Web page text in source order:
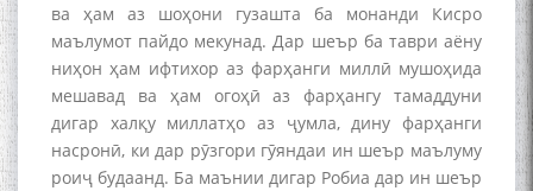
ва ҳам аз шоҳони гузашта ба монанди Кисро
маълумот пайдо мекунад. Дар шеър ба таври аёну
ниҳон ҳам ифтихор аз фарҳанги миллӣ мушоҳида
мешавад ва ҳам огоҳӣ аз фарҳангу тамаддуни
дигар халқу миллатҳо аз ҷумла, дину фарҳанги
насронӣ, ки дар рӯзгори гӯяндаи ин шеър маълуму
роиҷ будаанд. Ба маънии дигар Робиа дар ин шеър